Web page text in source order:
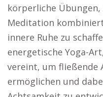
körperliche
Meditation
innere Ruhe zu
energetische Yoga-
vereint, um fließende
ermöglichen und